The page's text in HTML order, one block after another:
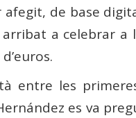
de base
a celebrar a
entre les
es va